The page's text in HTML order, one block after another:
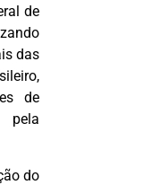
de
das
de
pela
do